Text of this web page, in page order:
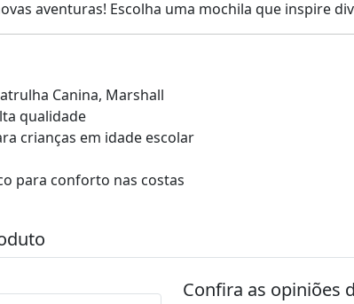
aventuras! Escolha uma mochila que inspire
Canina, Marshall
qualidade
crianças em idade escolar
para conforto nas costas
Confira as opiniões